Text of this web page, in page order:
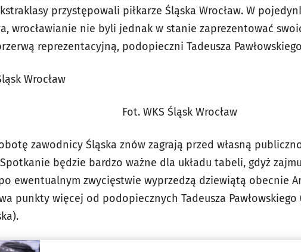
przystępowali piłkarze Śląska Wrocław. W
wrocławianie nie byli jednak w stanie zaprezentować
reprezentacyjną, podopieczni Tadeusza
Fot. WKS Śląsk Wrocław
zawodnicy Śląska znów zagrają przed własną
będzie bardzo ważne dla układu tabeli, gdyż
ewentualnym zwycięstwie wyprzedzą dziewiątą obecnie
punkty więcej od podopiecznych Tadeusza Pawłowskiego